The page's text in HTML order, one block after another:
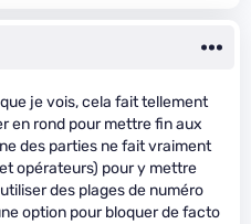
je vois, cela fait tellement
en rond pour mettre fin aux
des parties ne fait vraiment
opérateurs) pour y mettre
des plages de numéro
option pour bloquer de facto